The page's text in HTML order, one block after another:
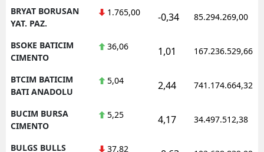
BRYAT BORUSAN
YAT. PAZ.
1.765,00 -0,34 85.294.269,00
BSOKE BATICIM
CIMENTO
36,06 1,01 167.236.529,66
BTCIM BATICIM
BATI ANADOLU
5,04 2,44 741.174.664,32
BUCIM BURSA
CIMENTO
5,25 4,17 34.497.512,38
BULGS BULLS
37,82